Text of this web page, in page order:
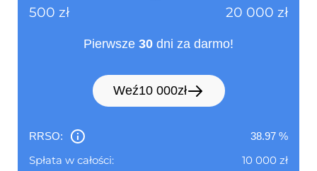
500 zł 20 000 zł
Pierwsze 30 dni za darmo!
Weź10 000zł
RRSO: 38.97 %
Spłata w całości: 10 000 zł
Pośrednik kredytowy
Dane identyfikacyjne:
konsument)
Nie dotyczy